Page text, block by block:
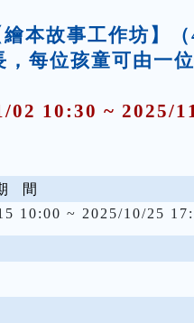
本故事工作坊】
，每位孩童可由一
02 10:30 ~ 2025/
間
10:00 ~ 2025/10/25